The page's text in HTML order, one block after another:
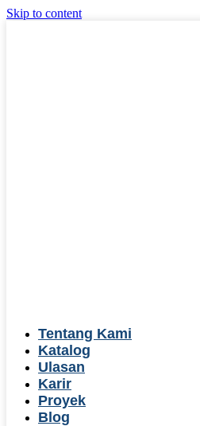
Skip to content
Tentang Kami
Katalog
Ulasan
Karir
Proyek
Blog